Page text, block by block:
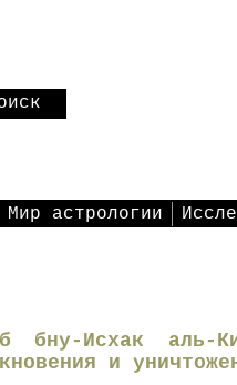
Мир астрологии
бну-Исхак аль-
и